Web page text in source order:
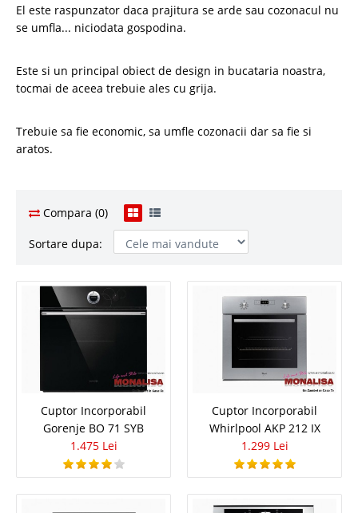
El este raspunzator daca prajitura se arde sau cozonacul nu
se umfla... niciodata gospodina.
Este si un principal obiect de design in bucataria noastra,
tocmai de aceea trebuie ales cu grija.
Trebuie sa fie economic, sa umfle cozonacii dar sa fie si
aratos.
Compara (0)
Sortare dupa:
Cuptor Incorporabil Gorenje BO 71
Cuptor Cuptor multi-functional - 65 l Zona marita de coacere Produs/
control din sticla Butoane ergonomice si maner usa detasabila Usa..
Cuptor Incorporabil
Gorenje BO 71 SYB
1.475 Lei
Cuptor Incorporabil
Whirlpool AKP 212 IX
1.299 Lei